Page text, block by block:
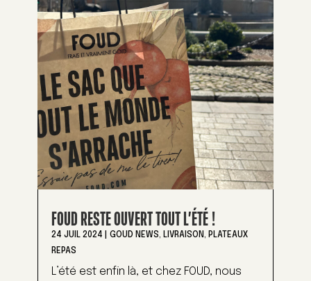
FOUD RESTE OUVERT TOUT L’ÉTÉ !
24 JUIL 2024 GOUD NEWS, LIVRAISON, PLATEAUX
REPAS
L’été est enfin là, et chez FOUD, nous